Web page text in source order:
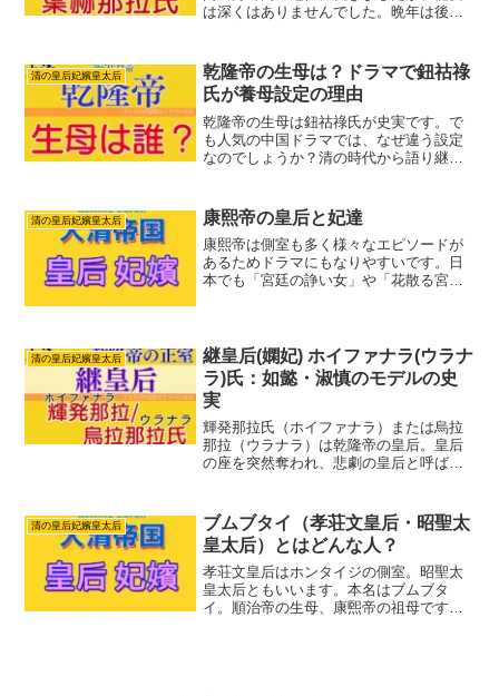
は深くはありませんでした。晩年は後宮
かれています。舒妃葉赫那拉氏の生涯、
家族、ドラマでの扱いなどを詳しく解説
します。
清の皇后妃嬪皇太后
乾隆帝の生母は？ドラマで鈕祜祿
氏が養母設定の理由
乾隆帝の生母は鈕祜祿氏が史実です。で
も人気の中国ドラマでは、なぜ違う設定
なのでしょうか？清の時代から語り継が
乾隆帝を巡る真実と背景にある文化を詳
しく解説します。
清の皇后妃嬪皇太后 康熙帝の皇后と妃達
康熙帝は側室も多く様々なエピソードが
あるためドラマにもなりやすいです。日
本でも「宮廷の諍い女」や「花散る宮廷
た。でも日本人には馴染み...
清の皇后妃嬪皇太后
継皇后(嫻妃) ホイファナラ(ウラナ
ラ)氏：如懿・淑慎のモデルの史
実
輝発那拉氏（ホイファナラ）または烏拉
那拉（ウラナラ）は乾隆帝の皇后。皇后
の座を突然奪われ、悲劇の皇后と呼ばれ
しく解説します。
清の皇后妃嬪皇太后
ブムブタイ（孝荘文皇后・昭聖太
皇太后）とはどんな人？
孝荘文皇后はホンタイジの側室。昭聖太
皇太后ともいいます。本名はブムブタ
イ。順治帝の生母、康煕帝の祖母です。